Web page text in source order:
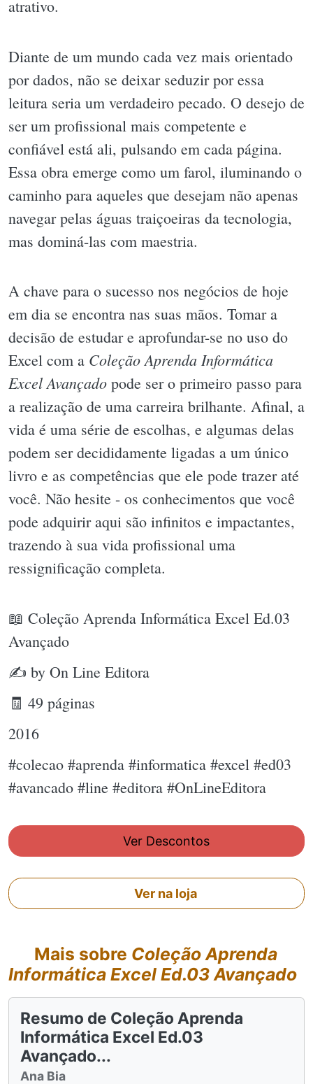
atrativo.
Diante de um mundo cada vez mais orientado
por dados, não se deixar seduzir por essa
leitura seria um verdadeiro pecado. O desejo de
ser um profissional mais competente e
confiável está ali, pulsando em cada página.
Essa obra emerge como um farol, iluminando o
caminho para aqueles que desejam não apenas
navegar pelas águas traiçoeiras da tecnologia,
mas dominá-las com maestria.
A chave para o sucesso nos negócios de hoje
em dia se encontra nas suas mãos. Tomar a
decisão de estudar e aprofundar-se no uso do
Excel com a Coleção Aprenda Informática
Excel Avançado pode ser o primeiro passo para
a realização de uma carreira brilhante. Afinal, a
vida é uma série de escolhas, e algumas delas
podem ser decididamente ligadas a um único
livro e as competências que ele pode trazer até
você. Não hesite - os conhecimentos que você
pode adquirir aqui são infinitos e impactantes,
trazendo à sua vida profissional uma
ressignificação completa.
📖 Coleção Aprenda Informática Excel Ed.03
Avançado
✍ by On Line Editora
🧾 49 páginas
2016
#colecao #aprenda #informatica #excel #ed03
#avancado #line #editora #OnLineEditora
Ver Descontos
Ver na loja
Mais sobre Coleção Aprenda
Informática Excel Ed.03 Avançado
Resumo de Coleção Aprenda
Informática Excel Ed.03
Avançado...
Ana Bia